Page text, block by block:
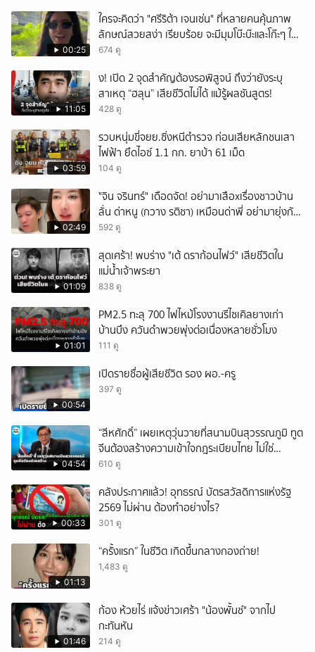
00:25
ใครจะคิดว่า "ศรีริต้า เจนเซ่น" ที่หลายคนคุ้นภาพ
ลักษณ์สวยสง่า เรียบร้อย จะมีมุมโบ๊ะบ๊ะและโก๊ะๆ ให้
ได้อมยิ้มเหมือนกัน งานนี้ทำเอาแฟนๆ ทั้งเอ็นดูทั้ง
674 ดู
11:05
ึ้ง! เปิด 2 จุดสำคัญต้องรอพิสูจน์ ถึงว่ายังระบุ
สาเหตุ “ฮลุน” เสียชีวิตไม่ได้ แม้รู้ผลชันสูตร!
428 ดู
03:59
รวบหนุ่มขี่จยย.ซิ่งหนีตำรวจ ก่อนเสียหลักชนเสา
ไฟฟ้า ยึดไอซ์ 1.1 กก. ยาบ้า 61 เม็ด
104 ดู
02:49
ั่"จิน จรินทร์" เดือดจัด! อย่ามาเสือxเรื่องชาวบ้าน
ลั่น ด่าหนู (กวาง รติชา) เหมือนด่าพี่ อย่ามายุ่งกับ
คนของผม จบ!!!
592 ดู
01:09
สุดเศร้า! พบร่าง "เต้ ดราก้อนไฟว์" เสียชีวิตใน
แม่น้ำเจ้าพระยา
838 ดู
01:01
PM2.5 ทะลุ 700 ไฟไหม้โรงงานรีไซเคิลยางเก่า
บ้านบึง ควันดำพวยพุ่งต่อเนื่องหลายชั่วโมง
111 ดู
00:54
เปิดรายชื่อผู้เสียชีวิต รอง ผอ.-ครู
397 ดู
04:54
“สีหศักดิ์” เผยเหตุวุ่นวายที่สนามบินสุวรรณภูมิ ทูต
จีนต้องสร้างความเข้าใจกฎระเบียบไทย ไม่ใช่
ปกป้องฝ่ายจีนเพียงอย่างเดียว
610 ดู
00:33
คลังประกาศแล้ว! อุทธรณ์ บัตรสวัสดิการแห่งรัฐ
2569 ไม่ผ่าน ต้องทำอย่างไร?
301 ดู
01:13
“ครั้งแรก” ในชีวิต เกิดขึ้นกลางกองถ่าย!
1,483 ดู
01:46
ก้อง ห้วยไร่ แจ้งข่าวเศร้า "น้องพั้นช์" จากไป
กะทันหัน
214 ดู